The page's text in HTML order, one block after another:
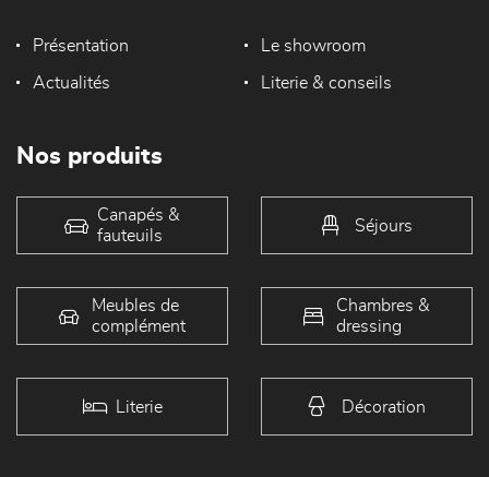
Présentation Le showroom
Actualités Literie & conseils
Nos produits
Canapés &
fauteuils
Séjours
Meubles de
complément
Chambres &
dressing
Literie Décoration